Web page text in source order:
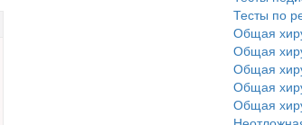
Тесты по
Общая
Общая
Общая
Общая
Общая